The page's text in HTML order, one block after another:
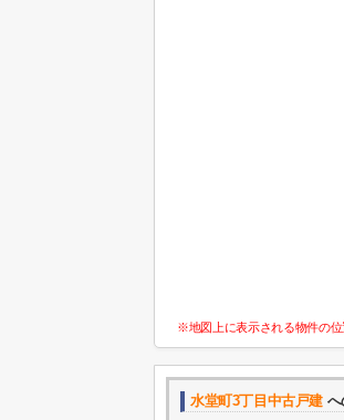
※地図上に表示される物件の位
水堂町3丁目中古戸建 へ